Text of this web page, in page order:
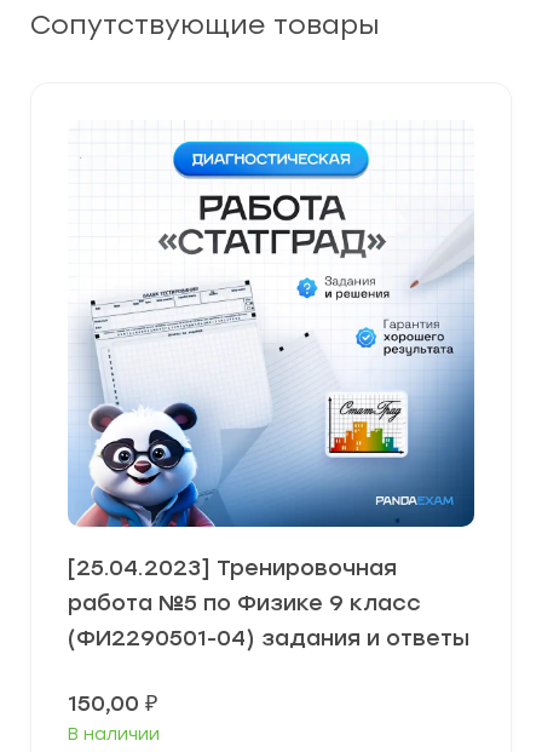
Сопутствующие товары
[25.04.2023] Тренировочная
работа №5 по Физике 9 класс
(ФИ2290501-04) задания и ответы
150,00 ₽
В наличии